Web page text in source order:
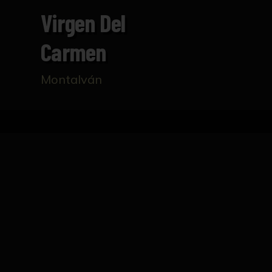
Virgen Del
Carmen
Montalván